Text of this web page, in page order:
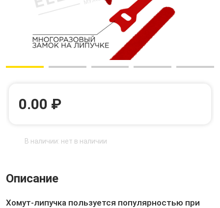
0.00 ₽
В наличии: нет в наличии
Описание
Хомут-липучка пользуется популярностью при